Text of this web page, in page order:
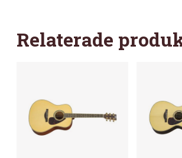
Relaterade